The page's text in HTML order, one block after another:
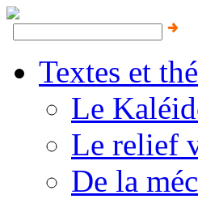
Textes et
Le
Le relief
De la